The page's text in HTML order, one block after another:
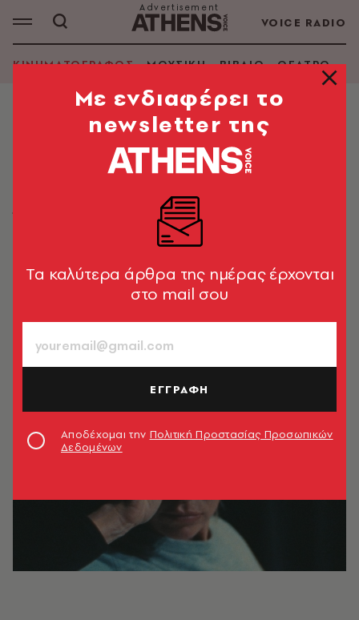
VOICE RADIO
ΚΙΝΗΜΑΤΟΓΡΑΦΟΣ ΜΟΥΣΙΚΗ ΒΙΒΛΙΟ ΘΕΑΤΡΟ -
ΚΙΝΗΜΑΤΟΓΡΑΦΟΣ
The Last Showgirl: Ανοίγει η αυλαία
για την Πάμελα Άντερσον
Ένα επιδερμικό κριτικό σχόλιο για τον χώρο της σόου
μπιζ και τον ηλικιακό ρατσισμό, με σημαιοφόρο το
Κωνσταντίνος Καϊμάκης
948
26.02.2025, 13:03
Mε ενδιαφέρει το
newsletter της
Tα καλύτερα άρθρα της ημέρας έρχονται
στο mail σου
ΕΓΓΡΑΦΗ
Αποδέχομαι την Πολιτική Προστασίας Προσωπικών
Δεδομένων